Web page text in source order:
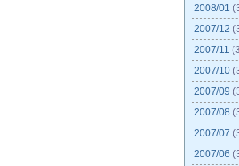
2008/01
2007/12
2007/11
2007/10
2007/09
2007/08
2007/07
2007/06